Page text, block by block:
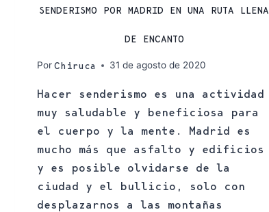
SENDERISMO POR MADRID EN UNA RUTA LLENA
DE ENCANTO
PorChiruca 31 de agosto de 2020
Hacer senderismo es una actividad
muy saludable y beneficiosa para
el cuerpo y la mente. Madrid es
mucho más que asfalto y edificios
y es posible olvidarse de la
ciudad y el bullicio, solo con
desplazarnos a las montañas